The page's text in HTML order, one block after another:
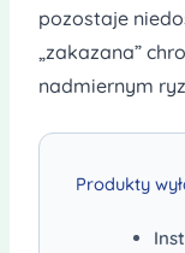
pozostaje
„zakazana”
nadmiernym
Produkty